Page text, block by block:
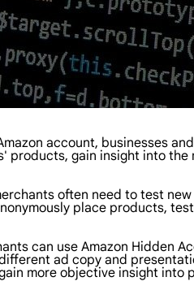
account, businesses
products, gain insight into
often need to test
place products,
can use Amazon Hidden
ad copy and
more objective insight into